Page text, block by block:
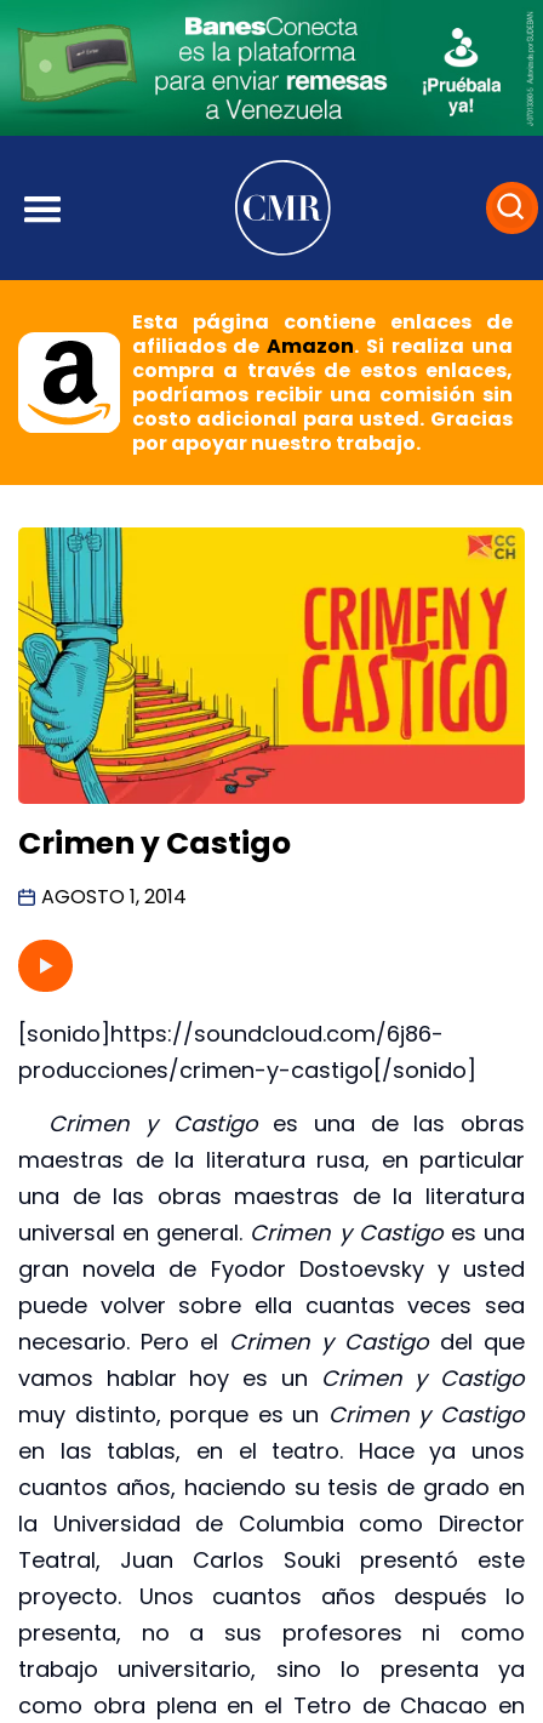
Esta página contiene enlaces de
afiliados deAmazon. Si realiza una
compra a través de estos enlaces,
podríamos recibir una comisión sin
costo adicional para usted. Gracias
por apoyar nuestro trabajo.
Crimen y Castigo
AGOSTO 1, 2014
[sonido]https://soundcloud.com/6j86-
producciones/crimen-y-castigo[/sonido]
Crimen y Castigoes una de las obras
maestras de la literatura rusa, en particular
una de las obras maestras de la literatura
universal en general. Crimen y Castigoes una
gran novela de Fyodor Dostoevsky y usted
puede volver sobre ella cuantas veces sea
necesario. Pero el Crimen y Castigodel que
vamos hablar hoy es un Crimen y Castigo
muy distinto, porque es un Crimen y Castigo
en las tablas, en el teatro. Hace ya unos
cuantos años, haciendo su tesis de grado en
la Universidad de Columbia como Director
Teatral, Juan Carlos Souki presentó este
proyecto. Unos cuantos años después lo
presenta, no a sus profesores ni como
trabajo universitario, sino lo presenta ya
como obra plena en el Tetro de Chacao en